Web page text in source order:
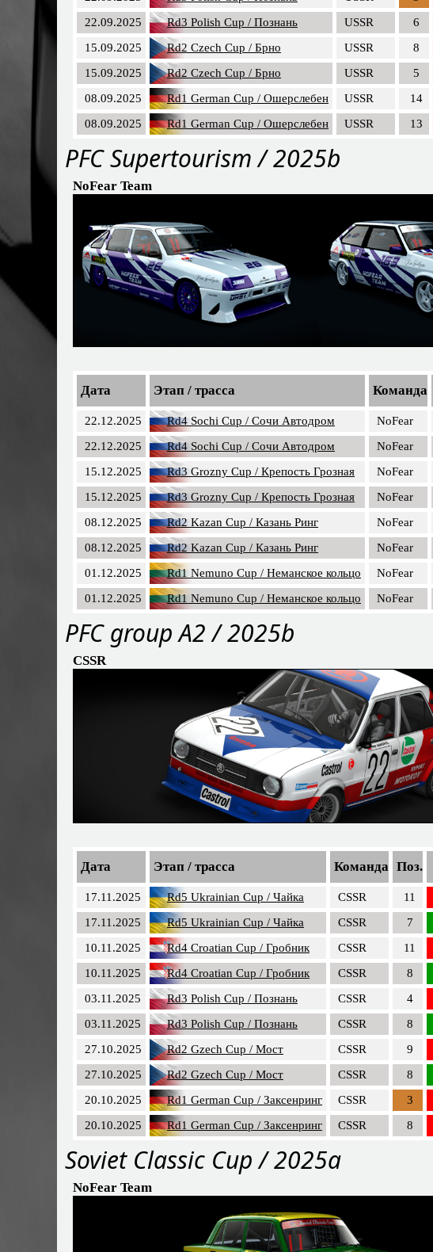
22.09.2025
Rd3 Polish Cup / Познань USSR 6
15.09.2025
Rd2 Czech Cup / Брно USSR 8
15.09.2025
Rd2 Czech Cup / Брно USSR 5
08.09.2025
Rd1 German Cup / Ошерслебен USSR 14
08.09.2025
Rd1 German Cup / Ошерслебен USSR 13
PFC Supertourism / 2025b
NoFear Team
Дата Этап / трасса Команда
22.12.2025 Rd4 Sochi Cup / Сочи Автодром NoFear
22.12.2025
Rd4 Sochi Cup / Сочи Автодром NoFear
15.12.2025
Rd3 Grozny Cup / Крепость Грозная NoFear
15.12.2025
Rd3 Grozny Cup / Крепость Грозная NoFear
08.12.2025
Rd2 Kazan Cup / Казань Ринг NoFear
08.12.2025
Rd2 Kazan Cup / Казань Ринг NoFear
01.12.2025
Rd1 Nemuno Cup / Неманское кольцо NoFear
01.12.2025
Rd1 Nemuno Cup / Неманское кольцо NoFear
PFС group A2 / 2025b
CSSR
Дата Этап / трасса Команда Поз.
17.11.2025 Rd5 Ukrainian Cup / Чайка CSSR 11
17.11.2025
Rd5 Ukrainian Cup / Чайка CSSR 7
10.11.2025
Rd4 Croatian Cup / Гробник CSSR 11
10.11.2025
Rd4 Croatian Cup / Гробник CSSR 8
03.11.2025
Rd3 Polish Cup / Познань CSSR 4
03.11.2025
Rd3 Polish Cup / Познань CSSR 8
27.10.2025
Rd2 Gzech Cup / Мост CSSR 9
27.10.2025
Rd2 Gzech Cup / Мост CSSR 8
20.10.2025
Rd1 German Cup / Заксенринг CSSR 3
20.10.2025
Rd1 German Cup / Заксенринг CSSR 8
Soviet Classic Cup / 2025a
NoFear Team